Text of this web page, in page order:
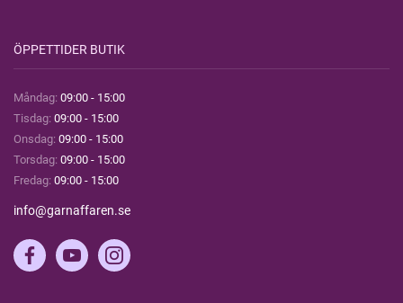
ÖPPETTIDER BUTIK
Måndag: 09:00 - 15:00
Tisdag: 09:00 - 15:00
Onsdag: 09:00 - 15:00
Torsdag: 09:00 - 15:00
Fredag: 09:00 - 15:00
info@garnaffaren.se